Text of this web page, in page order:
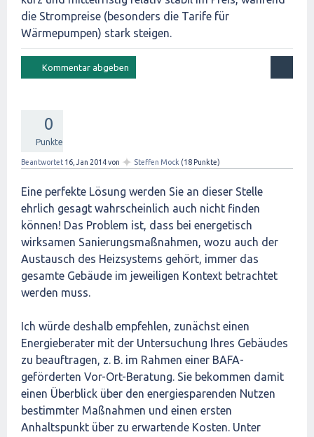
die Strompreise (besonders die Tarife für
Wärmepumpen) stark steigen.
0
Punkte
Beantwortet 16, Jan 2014von ✦ Steffen Mock (18 Punkte)
Eine perfekte Lösung werden Sie an dieser Stelle
ehrlich gesagt wahrscheinlich auch nicht finden
können! Das Problem ist, dass bei energetisch
wirksamen Sanierungsmaßnahmen, wozu auch der
Austausch des Heizsystems gehört, immer das
gesamte Gebäude im jeweiligen Kontext betrachtet
werden muss.
Ich würde deshalb empfehlen, zunächst einen
Energieberater mit der Untersuchung Ihres Gebäudes
zu beauftragen, z. B. im Rahmen einer BAFA-
geförderten Vor-Ort-Beratung. Sie bekommen damit
einen Überblick über den energiesparenden Nutzen
bestimmter Maßnahmen und einen ersten
Anhaltspunkt über zu erwartende Kosten. Unter